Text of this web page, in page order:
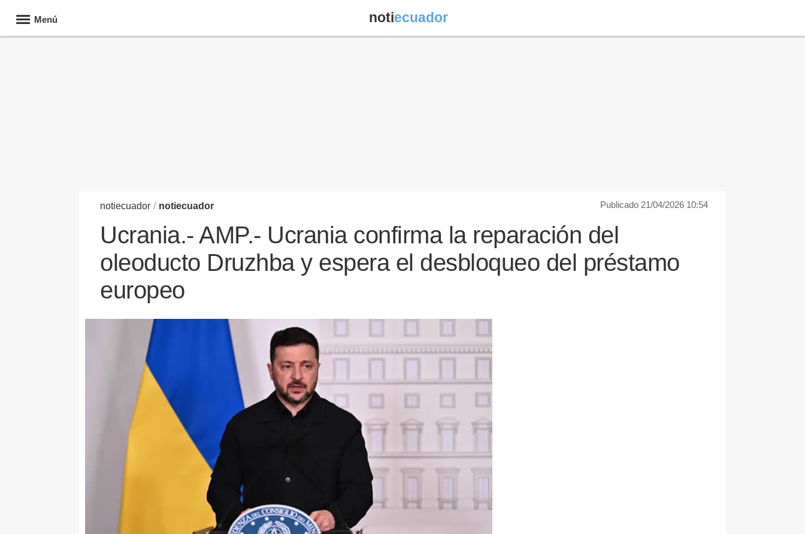
Menú notiecuador
notiecuador / notiecuador Publicado 21/04/2026 10:54
Ucrania.- AMP.- Ucrania confirma la reparación del
oleoducto Druzhba y espera el desbloqueo del préstamo
europeo